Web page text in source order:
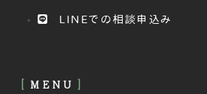
LINEでの相談申込み
MENU